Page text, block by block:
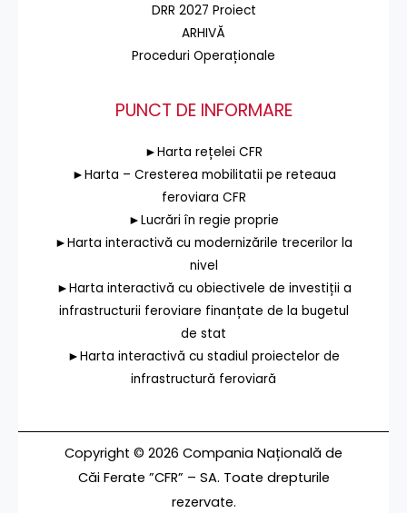
DRR 2027 Proiect
ARHIVĂ
Proceduri Operaționale
PUNCT DE INFORMARE
►Harta rețelei CFR
►Harta – Cresterea mobilitatii pe reteaua
feroviara CFR
►Lucrări în regie proprie
►Harta interactivă cu modernizările trecerilor la
nivel
►Harta interactivă cu obiectivele de investiții a
infrastructurii feroviare finanțate de la bugetul
de stat
►Harta interactivă cu stadiul proiectelor de
infrastructură feroviară
Copyright © 2026 Compania Națională de
Căi Ferate ”CFR” – SA. Toate drepturile
rezervate.